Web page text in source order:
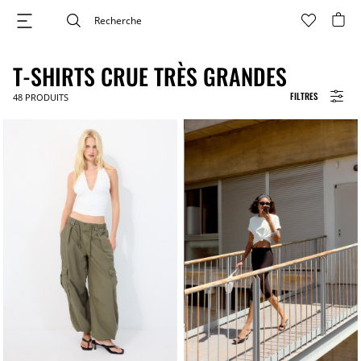
FILTRES
T-SHIRTS CRUE TRÈS GRANDES
48 PRODUITS